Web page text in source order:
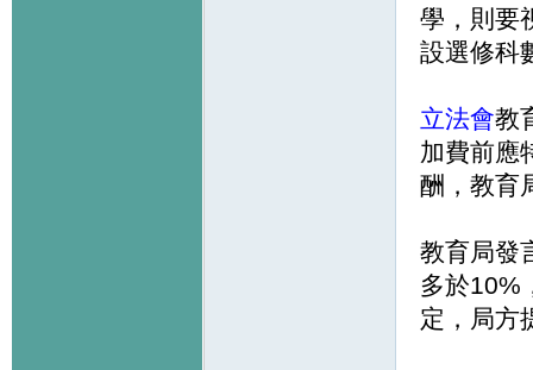
學，則要
設選修科
立法會教
加費前應
酬，教育
教育局發
多於10%
定，局方